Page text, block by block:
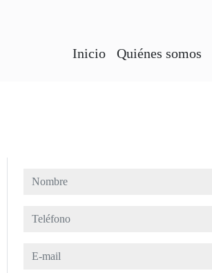
Inicio Quiénes somos
Nombre
Teléfono
E-mail